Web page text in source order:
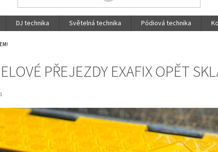
DJ technika Světelná technika Pódiová technika
PŘEJEZDY EXAFIX OPĚT